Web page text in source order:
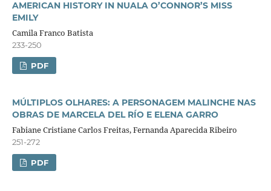
AMERICAN HISTORY IN NUALA O’CONNOR’S MISS
EMILY
Camila Franco Batista
233-250
PDF
MÚLTIPLOS OLHARES: A PERSONAGEM MALINCHE NAS
OBRAS DE MARCELA DEL RÍO E ELENA GARRO
Fabiane Cristiane Carlos Freitas, Fernanda Aparecida Ribeiro
251-272
PDF